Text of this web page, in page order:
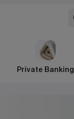
Private Banking